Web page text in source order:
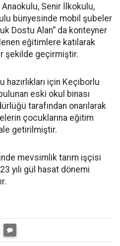
Senir İlkokulu,
bünyesinde mobil şubeler
Dostu Alan‘’ da konteyner
eğitimlere katılarak
şekilde geçirmiştir.
hazırlıkları için Keçiborlu
eski okul binası
tarafından onarılarak
çocuklarına eğitim
getirilmiştir.
mevsimlik tarım işçisi
yılı gül hasat dönemi